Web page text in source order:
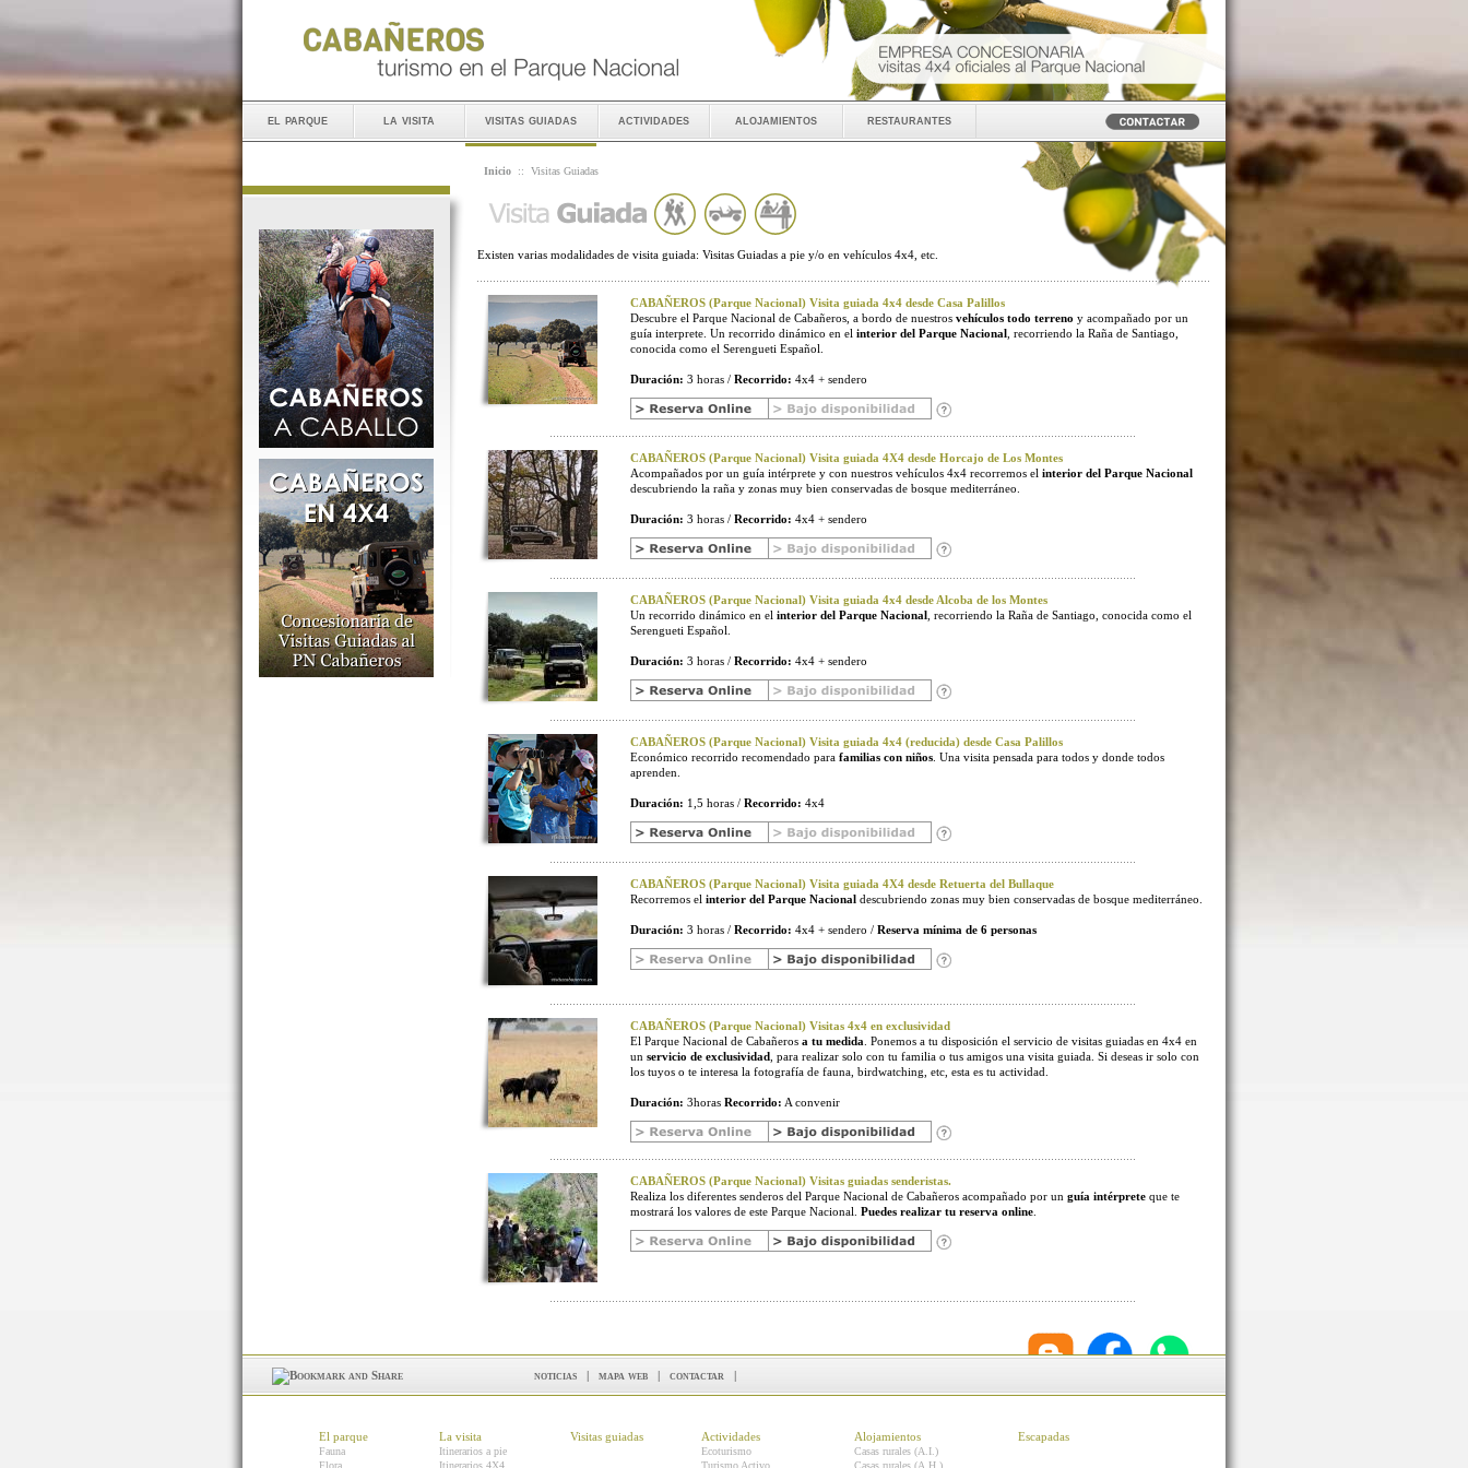
el parque la visita visitas guiadas actividades alojamientos restaurantes
Inicio :: Visitas Guiadas
Existen varias modalidades de visita guiada: Visitas Guiadas a pie y/o en vehículos 4x4, etc.
CABAÑEROS (Parque Nacional) Visita guiada 4x4 desde Casa Palillos
Descubre el Parque Nacional de Cabañeros, a bordo de nuestros vehículos todo terreno y acompañado por un
guía interprete. Un recorrido dinámico en el interior del Parque Nacional , recorriendo la Raña de Santiago,
conocida como el Serengueti Español.
Duración: 3 horas / Recorrido: 4x4 + sendero
CABAÑEROS (Parque Nacional) Visita guiada 4X4 desde Horcajo de Los Montes
Acompañados por un guía intérprete y con nuestros vehículos 4x4 recorremos el interior del Parque Nacional
descubriendo la raña y zonas muy bien conservadas de bosque mediterráneo.
Duración: 3 horas / Recorrido: 4x4 + sendero
CABAÑEROS (Parque Nacional) Visita guiada 4x4 desde Alcoba de los Montes
Un recorrido dinámico en el interior del Parque Nacional , recorriendo la Raña de Santiago, conocida como el
Serengueti Español.
Duración: 3 horas / Recorrido: 4x4 + sendero
CABAÑEROS (Parque Nacional) Visita guiada 4x4 (reducida) desde Casa Palillos
Económico recorrido recomendado para familias con niños . Una visita pensada para todos y donde todos
aprenden.
Duración: 1,5 horas / Recorrido: 4x4
CABAÑEROS (Parque Nacional) Visita guiada 4X4 desde Retuerta del Bullaque
Recorremos el interior del Parque Nacional descubriendo zonas muy bien conservadas de bosque mediterráneo.
Duración: 3 horas / Recorrido: 4x4 + sendero / Reserva mínima de 6 personas
CABAÑEROS (Parque Nacional) Visitas 4x4 en exclusividad
El Parque Nacional de Cabañeros a tu medida . Ponemos a tu disposición el servicio de visitas guiadas en 4x4 en
un servicio de exclusividad , para realizar solo con tu familia o tus amigos una visita guiada. Si deseas ir solo con
los tuyos o te interesa la fotografía de fauna, birdwatching, etc, esta es tu actividad.
Duración: 3horas Recorrido: A convenir
CABAÑEROS (Parque Nacional) Visitas guiadas senderistas.
Realiza los diferentes senderos del Parque Nacional de Cabañeros acompañado por un guía intérprete que te
mostrará los valores de este Parque Nacional. Puedes realizar tu reserva online
noticias | mapa web | contactar |
El parque
Fauna
Flora
La visita
Itinerarios a pie
Itinerarios 4X4
Visitas guiadas Actividades
Ecoturismo
Turismo Activo
Alojamientos
Casas rurales (A.I.)
Casas rurales (A.H.)
Escapadas